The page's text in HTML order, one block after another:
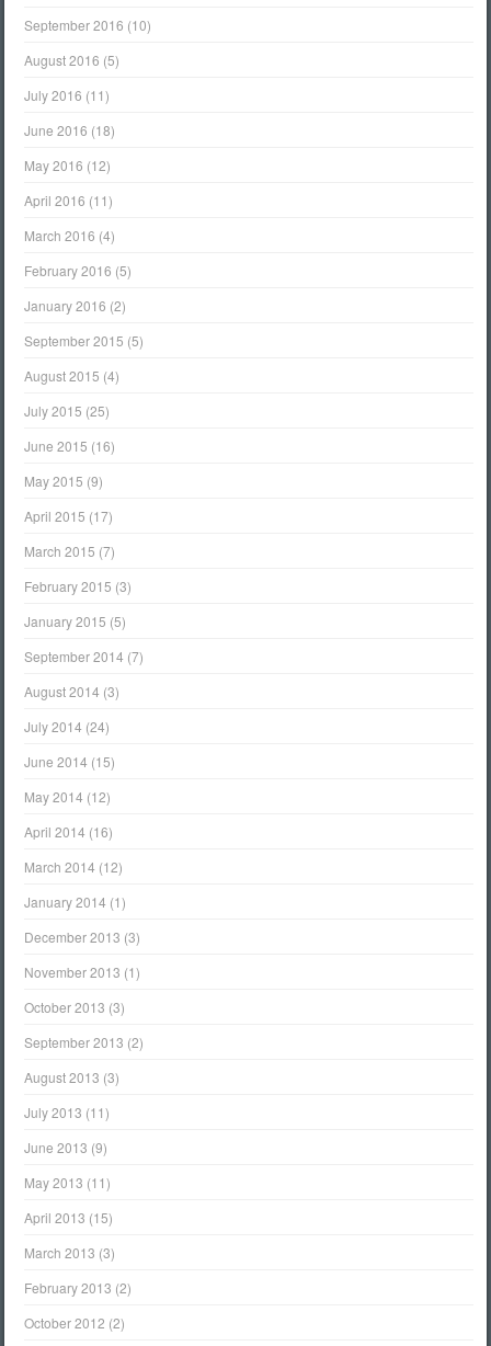
September 2016 (10)
August 2016 (5)
July 2016 (11)
June 2016 (18)
May 2016 (12)
April 2016 (11)
March 2016 (4)
February 2016 (5)
January 2016 (2)
September 2015 (5)
August 2015 (4)
July 2015 (25)
June 2015 (16)
May 2015 (9)
April 2015 (17)
March 2015 (7)
February 2015 (3)
January 2015 (5)
September 2014 (7)
August 2014 (3)
July 2014 (24)
June 2014 (15)
May 2014 (12)
April 2014 (16)
March 2014 (12)
January 2014 (1)
December 2013 (3)
November 2013 (1)
October 2013 (3)
September 2013 (2)
August 2013 (3)
July 2013 (11)
June 2013 (9)
May 2013 (11)
April 2013 (15)
March 2013 (3)
February 2013 (2)
October 2012 (2)